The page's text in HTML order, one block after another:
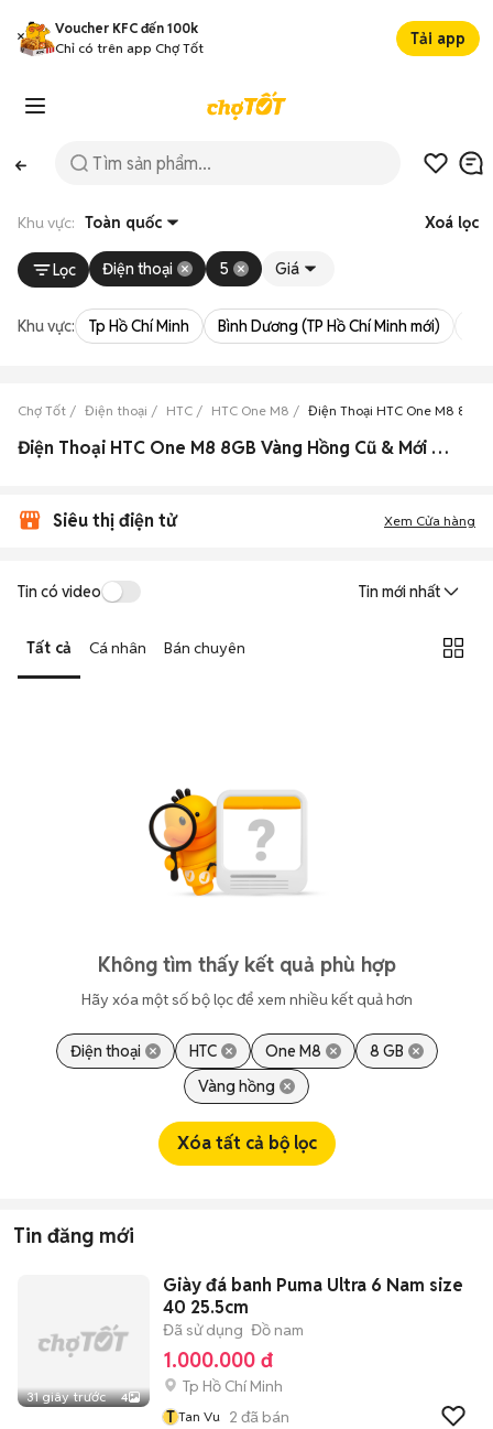
Voucher KFC đến 100k
Chỉ có trên app Chợ Tốt
Tải app
Khu vực: Toàn quốc Xoá lọc
Lọc Điện thoại 5 Giá
Khu vực: Tp Hồ Chí Minh Bình Dương (TP Hồ Chí Minh mới)
Chợ Tốt Điện thoại HTC HTC One M8 Điện Thoại HTC One M8 8GB
Điện Thoại HTC One M8 8GB Vàng Hồng Cũ & Mới Giá Siêu Rẻ
Siêu thị điện tử Xem Cửa hàng
Tin có video Tin mới nhất
Tất cả Cá nhân Bán chuyên
Không tìm thấy kết quả phù hợp
Hãy xóa một số bộ lọc để xem nhiều kết quả hơn
Điện thoại HTC One M8
8 GB
Vàng hồng
Xóa tất cả bộ lọc
Tin đăng mới
31 giây trước 4
Giày đá banh Puma Ultra 6 Nam size
40 25.5cm
Đã sử dụng Đồ nam
1.000.000 đ
Tp Hồ Chí Minh
T Tan Vu 2 đã bán